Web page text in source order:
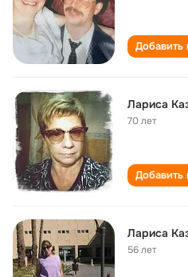
Добавить
Лариса
70 лет
Добавить
Лариса
56 лет